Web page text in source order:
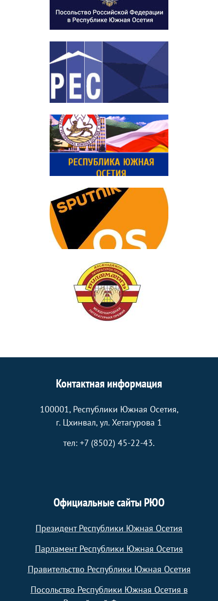
Контактная информация
100001, Республики Южная Осетия,
г. Цхинвал, ул. Хетагурова 1
тел: +7 (8502) 45-22-43.
Официальные сайты РЮО
Президент Республики Южная Осетия
Парламент Республики Южная Осетия
Правительство Республики Южная Осетия
Посольство Республики Южная Осетия в